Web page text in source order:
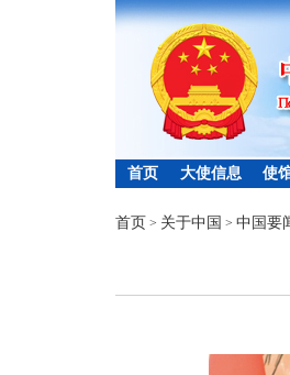
首页 大使信息 使
首页 > 关于中国 > 中国要